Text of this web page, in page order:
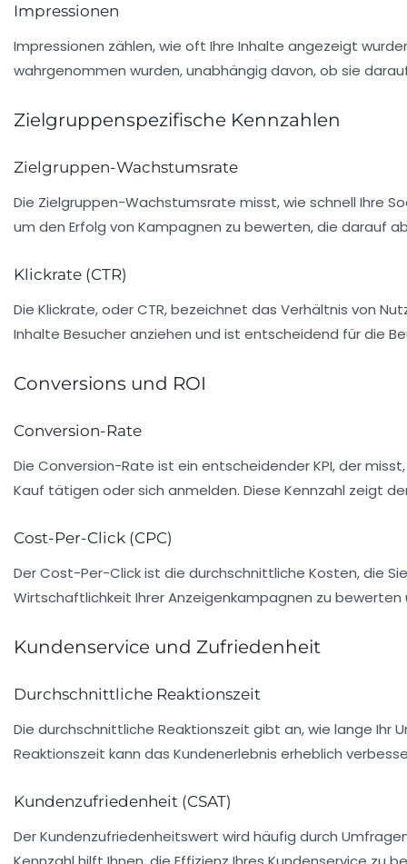
Impressionen
Impressionen zählen, wie oft Ihre Inhalte angezeigt
wahrgenommen wurden, unabhängig davon, ob sie
Zielgruppenspezifische Kennzahlen
Zielgruppen-Wachstumsrate
Die Zielgruppen-Wachstumsrate misst, wie schnell Ihre
um den Erfolg von Kampagnen zu bewerten, die darauf
Klickrate (CTR)
Die Klickrate, oder CTR, bezeichnet das Verhältnis von
Inhalte Besucher anziehen und ist entscheidend für die
Conversions und ROI
Conversion-Rate
Die Conversion-Rate ist ein entscheidender KPI, der
Kauf tätigen oder sich anmelden. Diese Kennzahl zeigt
Cost-Per-Click (CPC)
DerCost-Per-Clickist die durchschnittliche Kosten, die
Wirtschaftlichkeit Ihrer Anzeigenkampagnen zu
Kundenservice und Zufriedenheit
Durchschnittliche Reaktionszeit
Die durchschnittliche Reaktionszeit gibt an, wie lange Ihr
Reaktionszeit kann das Kundenerlebnis erheblich
Kundenzufriedenheit (CSAT)
DerKundenzufriedenheitswert wird häufig durch